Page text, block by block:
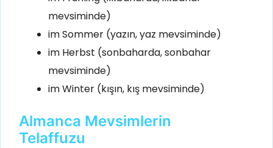
mevsiminde)
im Sommer (yazın, yaz mevsiminde)
im Herbst (sonbaharda, sonbahar
mevsiminde)
im Winter (kışın, kış mevsiminde)
Almanca Mevsimlerin
Telaffuzu